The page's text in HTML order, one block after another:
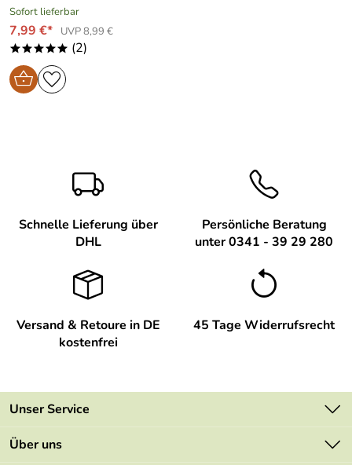
Sofort lieferbar
7,99 €* UVP 8,99 €
***** (2)
Schnelle Lieferung über
DHL
Persönliche Beratung
unter 0341 - 39 29 280
Versand & Retoure in DE
kostenfrei
45 Tage Widerrufsrecht
Unser Service
Kontakt
Über uns